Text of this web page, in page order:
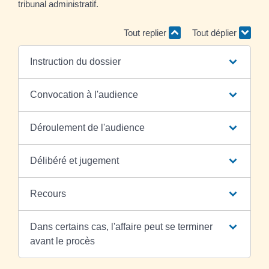
tribunal administratif.
Tout replier Tout déplier
Instruction du dossier
Convocation à l'audience
Déroulement de l'audience
Délibéré et jugement
Recours
Dans certains cas, l'affaire peut se terminer
avant le procès